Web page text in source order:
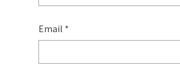
Email *